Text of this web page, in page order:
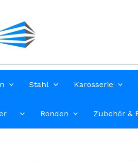
Stahl Karosserie
Ronden Zubehör &